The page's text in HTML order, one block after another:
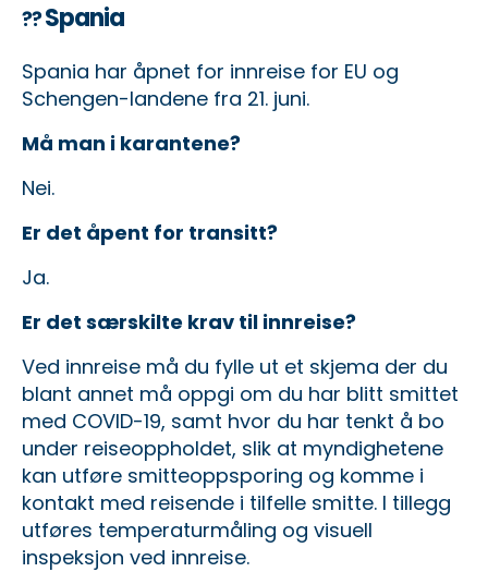
??Spania
Spania har åpnet for innreise for EU og
Schengen-landene fra 21. juni.
Må man i karantene?
Nei.
Er det åpent for transitt?
Ja.
Er det særskilte krav til innreise?
Ved innreise må du fylle ut et skjema der du
blant annet må oppgi om du har blitt smittet
med COVID-19, samt hvor du har tenkt å bo
under reiseoppholdet, slik at myndighetene
kan utføre smitteoppsporing og komme i
kontakt med reisende i tilfelle smitte. I tillegg
utføres temperaturmåling og visuell
inspeksjon ved innreise.